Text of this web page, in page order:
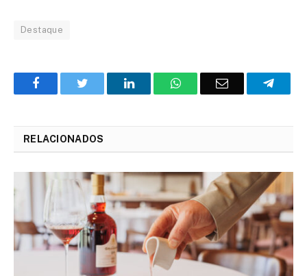
Destaque
FacebookTwitter
O
WhatsAppE-
RELACIONADOS